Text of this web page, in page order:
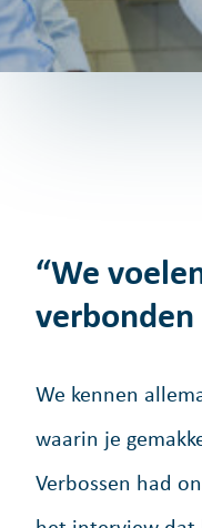
“We
We kennen
waarin je
Verbossen had